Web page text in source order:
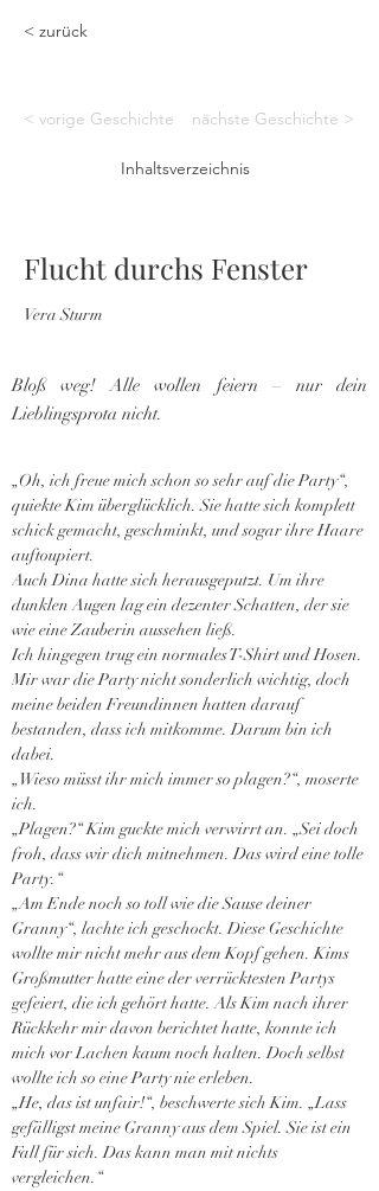
< zurück
< vorige Geschichte nächste Geschichte >
Inhaltsverzeichnis
Flucht durchs Fenster
Vera Sturm
Bloß weg! Alle wollen feiern – nur dein
Lieblingsprota nicht.
„Oh, ich freue mich schon so sehr auf die Party“,
quiekte Kim überglücklich. Sie hatte sich komplett
schick gemacht, geschminkt, und sogar ihre Haare
auftoupiert.
Auch Dina hatte sich herausgeputzt. Um ihre
dunklen Augen lag ein dezenter Schatten, der sie
wie eine Zauberin aussehen ließ.
Ich hingegen trug ein normales T-Shirt und Hosen.
Mir war die Party nicht sonderlich wichtig, doch
meine beiden Freundinnen hatten darauf
bestanden, dass ich mitkomme. Darum bin ich
dabei.
„Wieso müsst ihr mich immer so plagen?“, moserte
ich.
„Plagen?“ Kim guckte mich verwirrt an. „Sei doch
froh, dass wir dich mitnehmen. Das wird eine tolle
Party.“
„Am Ende noch so toll wie die Sause deiner
Granny“, lachte ich geschockt. Diese Geschichte
wollte mir nicht mehr aus dem Kopf gehen. Kims
Großmutter hatte eine der verrücktesten Partys
gefeiert, die ich gehört hatte. Als Kim nach ihrer
Rückkehr mir davon berichtet hatte, konnte ich
mich vor Lachen kaum noch halten. Doch selbst
wollte ich so eine Party nie erleben.
„He, das ist unfair!“, beschwerte sich Kim. „Lass
gefälligst meine Granny aus dem Spiel. Sie ist ein
Fall für sich. Das kann man mit nichts
vergleichen.“